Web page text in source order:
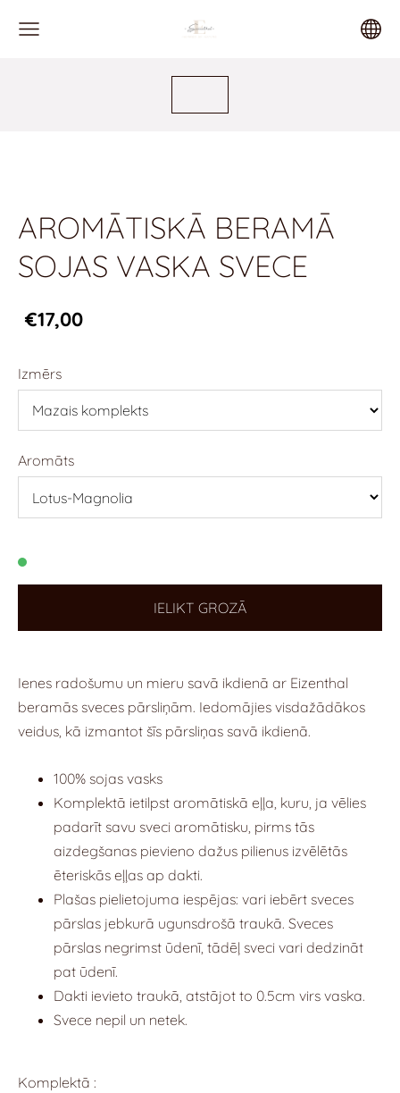
AROMĀTISKĀ BERAMĀ
SOJAS VASKA SVECE
€17,00
Izmērs
Aromāts
IELIKT GROZĀ
Ienes radošumu un mieru savā ikdienā ar Eizenthal
beramās sveces pārsliņām. Iedomājies visdažādākos
veidus, kā izmantot šīs pārsliņas savā ikdienā.
100% sojas vasks
Komplektā ietilpst aromātiskā eļļa, kuru, ja vēlies
padarīt savu sveci aromātisku, pirms tās
aizdegšanas pievieno dažus pilienus izvēlētās
ēteriskās eļļas ap dakti.
Plašas pielietojuma iespējas: vari iebērt sveces
pārslas jebkurā ugunsdrošā traukā. Sveces
pārslas negrimst ūdenī, tādēļ sveci vari dedzināt
pat ūdenī.
Dakti ievieto traukā, atstājot to 0.5cm virs vaska.
Svece nepil un netek.
Komplektā :